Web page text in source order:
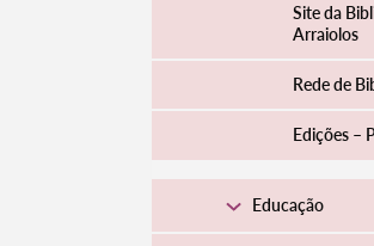
Site da
Arraiolos
Rede de
Edições –
Educação